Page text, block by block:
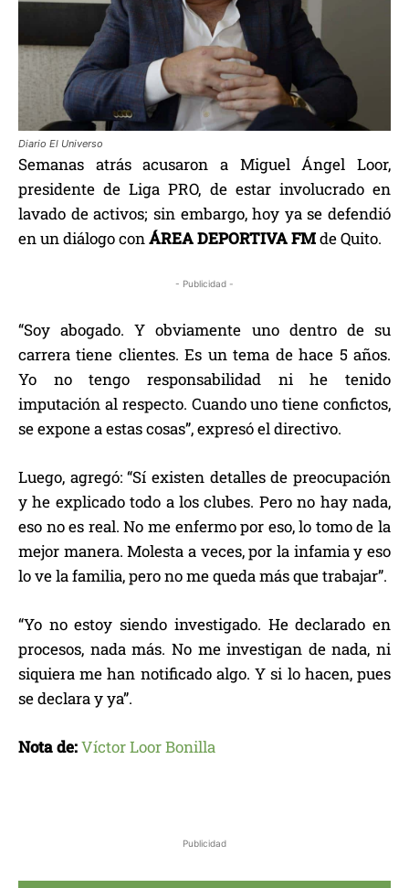
Publicidad
Diario El Universo
Semanas atrás acusaron a Miguel Ángel Loor,
presidente de Liga PRO, de estar involucrado en
lavado de activos; sin embargo, hoy ya se defendió
en un diálogo conÁREA DEPORTIVA FMde Quito.
- Publicidad -
“Soy abogado. Y obviamente uno dentro de su
carrera tiene clientes. Es un tema de hace 5 años.
Yo no tengo responsabilidad ni he tenido
imputación al respecto. Cuando uno tiene confictos,
se expone a estas cosas”, expresó el directivo.
Luego, agregó: “Sí existen detalles de preocupación
y he explicado todo a los clubes. Pero no hay nada,
eso no es real. No me enfermo por eso, lo tomo de la
mejor manera. Molesta a veces, por la infamia y eso
lo ve la familia, pero no me queda más que trabajar”.
“Yo no estoy siendo investigado. He declarado en
procesos, nada más. No me investigan de nada, ni
siquiera me han notificado algo. Y si lo hacen, pues
se declara y ya”.
Nota de:Víctor Loor Bonilla